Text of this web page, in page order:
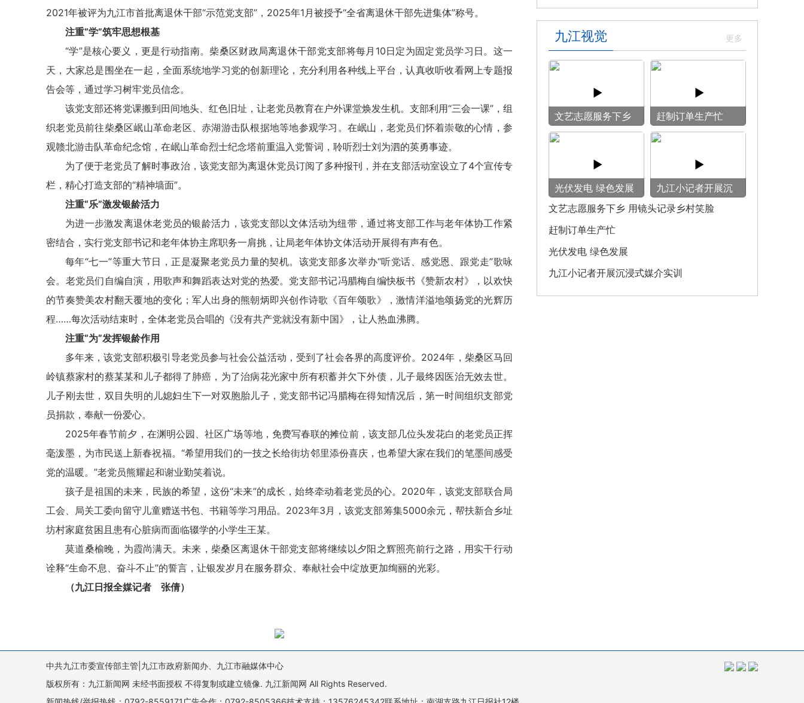
2021年被评为九江市首批离退休干部“示范党支部”，2025年1月被授予“全省离退休干部先进集体”称号。
注重“学”筑牢思想根基
“学”是核心要义，更是行动指南。柴桑区财政局离退休干部党支部将每月10日定为固定党员学习日。这一
天，大家总是围坐在一起，全面系统地学习党的创新理论，充分利用各种线上平台，认真收听收看网上专题报
告会等，通过学习树牢党员信念。
该党支部还将党课搬到田间地头、红色旧址，让老党员教育在户外课堂焕发生机。支部利用“三会一课”，组
织老党员前往柴桑区岷山革命老区、赤湖游击队根据地等地参观学习。在岷山，老党员们怀着崇敬的心情，参
观赣北游击队革命纪念馆，在岷山革命烈士纪念塔前重温入党誓词，聆听烈士刘为泗的英勇事迹。
为了便于老党员了解时事政治，该党支部为离退休党员订阅了多种报刊，并在支部活动室设立了4个宣传专
栏，精心打造支部的“精神墙面”。
注重“乐”激发银龄活力
为进一步激发离退休老党员的银龄活力，该党支部以文体活动为纽带，通过将支部工作与老年体协工作紧
密结合，实行党支部书记和老年体协主席职务一肩挑，让局老年体协文体活动开展得有声有色。
每年“七一”等重大节日，正是凝聚老党员力量的契机。该党支部多次举办“听党话、感党恩、跟党走”歌咏
会。老党员们自编自演，用歌声和舞蹈表达对党的热爱。党支部书记冯腊梅自编快板书《赞新农村》，以欢快
的节奏赞美农村翻天覆地的变化；军人出身的熊朝炳即兴创作诗歌《百年颂歌》，激情洋溢地颂扬党的光辉历
程……每次活动结束时，全体老党员合唱的《没有共产党就没有新中国》，让人热血沸腾。
注重“为”发挥银龄作用
多年来，该党支部积极引导老党员参与社会公益活动，受到了社会各界的高度评价。2024年，柴桑区马回
岭镇蔡家村的蔡某某和儿子都得了肺癌，为了治病花光家中所有积蓄并欠下外债，儿子最终因医治无效去世。
儿子刚去世，双目失明的儿媳妇生下一对双胞胎儿子，党支部书记冯腊梅在得知情况后，第一时间组织支部党
员捐款，奉献一份爱心。
2025年春节前夕，在渊明公园、社区广场等地，免费写春联的摊位前，该支部几位头发花白的老党员正挥
毫泼墨，为市民送上新春祝福。“希望用我们的一技之长给街坊邻里添份喜庆，也希望大家在我们的笔墨间感受
党的温暖。”老党员熊耀起和谢业勤笑着说。
孩子是祖国的未来，民族的希望，这份“未来”的成长，始终牵动着老党员的心。2020年，该党支部联合局
工会、局关工委向留守儿童赠送书包、书籍等学习用品。2023年3月，该党支部筹集5000余元，帮扶新合乡址
坊村家庭贫困且患有心脏病而面临辍学的小学生王某。
莫道桑榆晚，为霞尚满天。未来，柴桑区离退休干部党支部将继续以夕阳之辉照亮前行之路，用实干行动
诠释“生命不息、奋斗不止”的誓言，让银发岁月在服务群众、奉献社会中绽放更加绚丽的光彩。
（九江日报全媒记者 张倩）
勇出席
九江视觉
文艺志愿服务下乡
用镜头记录乡村笑
赶制订单生产忙
光伏发电 绿色发展
九江小记者开展沉
浸式媒介实训
文艺志愿服务下乡 用镜头记录乡村笑脸
赶制订单生产忙
光伏发电 绿色发展
九江小记者开展沉浸式媒介实训
中共九江市委宣传部主管|九江市政府新闻办、九江市融媒体中心
版权所有：九江新闻网 未经书面授权 不得复制或建立镜像. 九江新闻网 All Rights Reserved.